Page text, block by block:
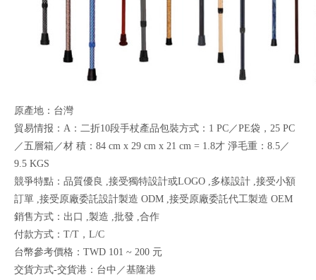
原產地：台灣
貿易情报：A：二折10段手杖產品包裝方式：1 PC／PE袋，25 PC
／五層箱／材 積：84 cm x 29 cm x 21 cm = 1.8才 淨毛重：8.5／
9.5 KGS
競爭特點：品質優良 ,接受獨特設計或LOGO ,多樣設計 ,接受小額
訂單 ,接受原廠委託設計製造 ODM ,接受原廠委託代工製造 OEM
銷售方式：出口 ,製造 ,批發 ,合作
付款方式：T/T，L/C
台幣參考價格：TWD 101 ~ 200 元
交貨方式-交貨港：台中／基隆港